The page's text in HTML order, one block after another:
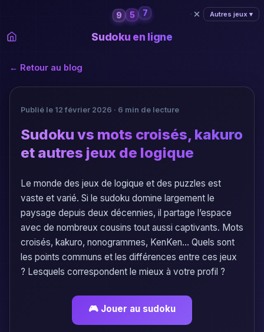
9 5 7
Sudoku en ligne
← Retour au blog
Publié le 12 février 2026 · 6 min de lecture
Sudoku vs mots croisés, kakuro
et autres jeux de logique
Le monde des jeux de logique et des puzzles est
vaste et varié. Si le sudoku domine largement le
paysage depuis deux décennies, il partage l’espace
avec de nombreux cousins tout aussi captivants. Mots
croisés, kakuro, nonogrammes, KenKen… Quels sont
les points communs et les différences entre ces jeux
? Lesquels correspondent le mieux à votre profil ?
🎮 Jouer au sudoku
Autres jeux ▾